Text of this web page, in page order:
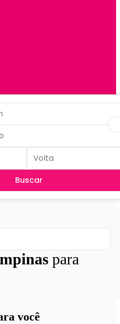
Buscar
para
você